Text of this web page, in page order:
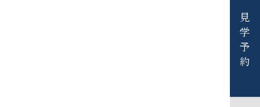
見学予約